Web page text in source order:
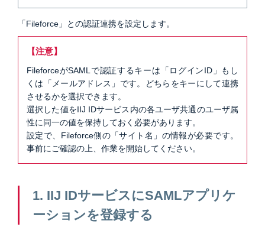
「Fileforce」との認証連携を設定します。
【注意】
FileforceがSAMLで認証するキーは「ログインID」もし
くは「メールアドレス」です。どちらをキーにして連携
させるかを選択できます。
選択した値をIIJ IDサービス内の各ユーザ共通のユーザ属
性に同一の値を保持しておく必要があります。
設定で、Fileforce側の「サイト名」の情報が必要です。
事前にご確認の上、作業を開始してください。
1. IIJ IDサービスにSAMLアプリケ
ーションを登録する